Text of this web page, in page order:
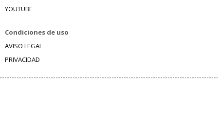
YOUTUBE
Condiciones de uso
AVISO LEGAL
PRIVACIDAD